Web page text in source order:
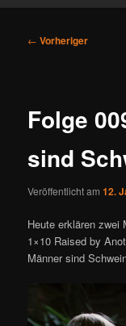
Beitragsnavigation
← Vorheriger
Folge
sind
Veröffentlicht am12.
Heute erklären zwei
1×10 Raised by
Männer sind